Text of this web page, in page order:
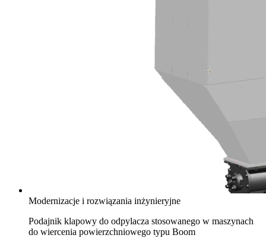
Modernizacje i rozwiązania inżynieryjne
Podajnik klapowy do odpylacza stosowanego w maszynach
do wiercenia powierzchniowego typu Boom